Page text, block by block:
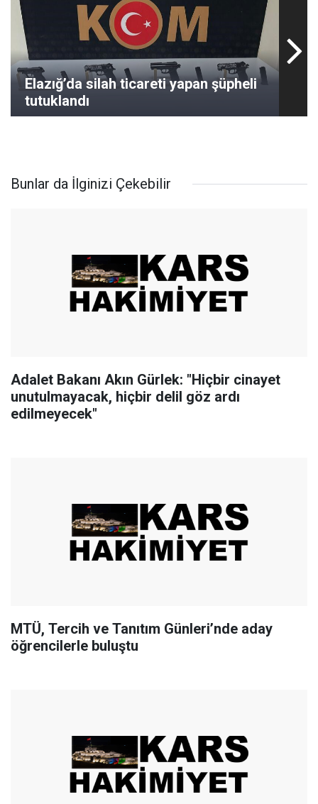
Elazığ’da silah ticareti yapan şüpheli
tutuklandı
Bunlar da İlginizi Çekebilir
Adalet Bakanı Akın Gürlek: "Hiçbir cinayet
unutulmayacak, hiçbir delil göz ardı
edilmeyecek"
MTÜ, Tercih ve Tanıtım Günleri’nde aday
öğrencilerle buluştu